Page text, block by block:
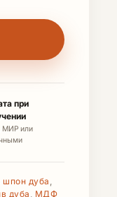
(ПРГ МВ-2 (М) ш/
при
или
дуба ,
дуба , МДФ